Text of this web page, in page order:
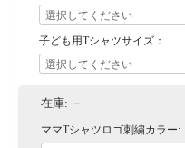
子ども用Tシャツサイズ：
在庫: －
ママTシャツロゴ刺繍カラー: